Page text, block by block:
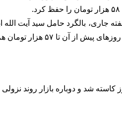
جاری، بالگرد حامل سید آیت
تعطیلی بازار ارز، در کانال‌های تلگرامی تا ۶۲ هزار تومان هم بالا رفت.
روند نزولی به خود گرفت و بار دیگر به کانال ۵۰ هزار